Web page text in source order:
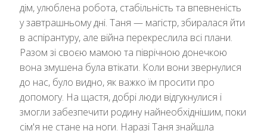
дім, улюблена робота, стабільність та впевненість
у завтрашньому дні. Таня — магістр, збиралася йти
в аспірантуру, але війна перекреслила всі плани.
Разом зі своєю мамою та піврічною донечкою
вона змушена була втікати. Коли вони звернулися
до нас, було видно, як важко їм просити про
допомогу. На щастя, добрі люди відгукнулися і
змогли забезпечити родину найнеобхіднішим, поки
сім'я не стане на ноги. Наразі Таня знайшла